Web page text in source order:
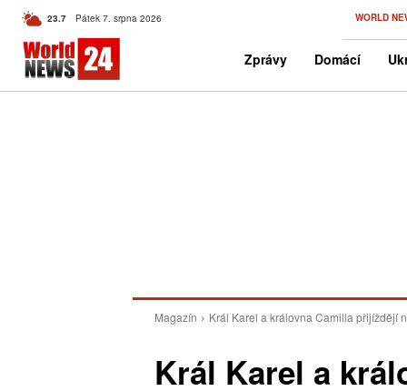
23.7 C Czech
Pátek 7. srpna 2026 WORLD
Zprávy Domácí
Magazín Král Karel a královna Camilla přijíždějí
Král Karel a